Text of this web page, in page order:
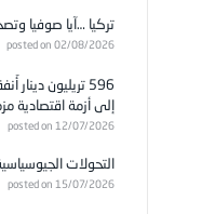
تركيا …آيا صوفيا
posted on 02/08/2026
596 تريليون
إلى أزمة اقتصادية
posted on 12/07/2026
التحولات
posted on 15/07/2026